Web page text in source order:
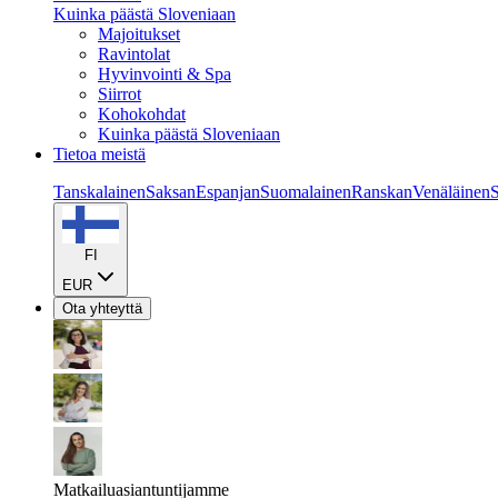
Kuinka päästä Sloveniaan
Majoitukset
Ravintolat
Hyvinvointi & Spa
Siirrot
Kohokohdat
Kuinka päästä Sloveniaan
Tietoa meistä
TanskalainenSaksanEspanjanSuomalainenRanskanVenäläinen
FI
EUR
Ota yhteyttä
Matkailuasiantuntijamme